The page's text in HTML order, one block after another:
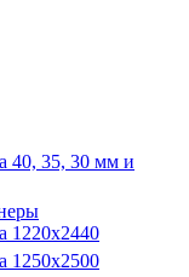
40, 35, 30 мм и
1220x2440
1250х2500